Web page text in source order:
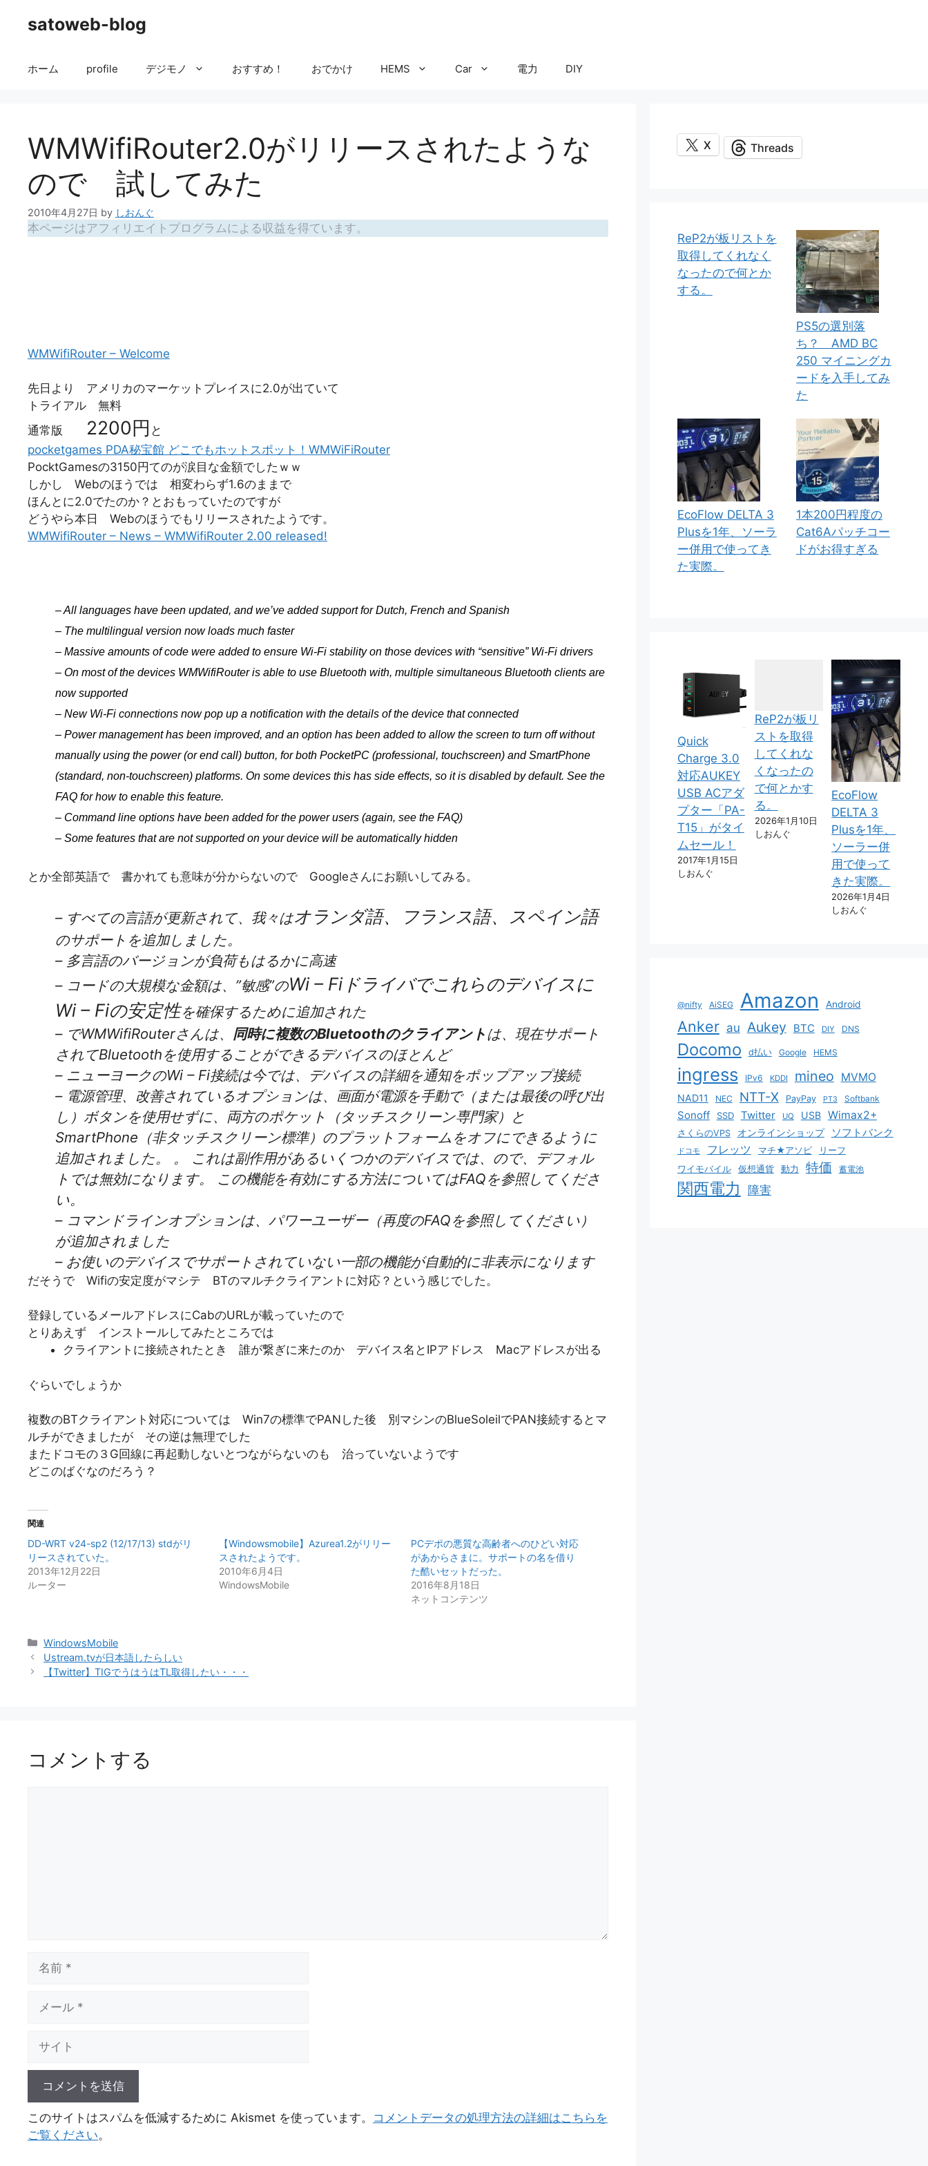
satoweb-blog
ホーム profile デジモノ おすすめ！ おでかけ HEMS Car 電力 DIY
WMWifiRouter2.0がリリースされたような
ので 試してみた
2010年4月27日 by しおんぐ
本ページはアフィリエイトプログラムによる収益を得ています。
WMWifiRouter – Welcome
先日より アメリカのマーケットプレイスに2.0が出ていて
トライアル 無料
通常版 2200円 と
pocketgames PDA秘宝館 どこでもホットスポット！WMWiFiRouter
PocktGamesの3150円てのが涙目な金額でしたｗｗ
しかし Webのほうでは 相変わらず1.6のままで
ほんとに2.0でたのか？とおもっていたのですが
どうやら本日 Webのほうでもリリースされたようです。
WMWifiRouter – News – WMWifiRouter 2.00 released!
– All languages have been updated, and we’ve added support for Dutch, French and Spanish
– The multilingual version now loads much faster
– Massive amounts of code were added to ensure Wi-Fi stability on those devices with “sensitive” Wi-Fi drivers
– On most of the devices WMWifiRouter is able to use Bluetooth with, multiple simultaneous Bluetooth clients are
now supported
– New Wi-Fi connections now pop up a notification with the details of the device that connected
– Power management has been improved, and an option has been added to allow the screen to turn off without
manually using the power (or end call) button, for both PocketPC (professional, touchscreen) and SmartPhone
(standard, non-touchscreen) platforms. On some devices this has side effects, so it is disabled by default. See the
FAQ for how to enable this feature.
– Command line options have been added for the power users (again, see the FAQ)
– Some features that are not supported on your device will be automatically hidden
とか全部英語で 書かれても意味が分からないので Googleさんにお願いしてみる。
– すべての言語が更新されて、我々はオランダ語、フランス語、スペイン語
のサポートを追加しました。
– 多言語のバージョンが負荷もはるかに高速
– コードの大規模な金額は、”敏感”のWi – Fiドライバでこれらのデバイスに
Wi – Fiの安定性を確保するために追加された
– でWMWifiRouterさんは、 同時に複数のBluetoothのクライアント は、現在サポート
されてBluetoothを使用することができるデバイスのほとんど
– ニューヨークのWi – Fi接続は今では、デバイスの詳細を通知をポップアップ接続
– 電源管理、改善されているオプションは、画面が電源を手動で（または最後の呼び出
し）ボタンを使用せずに、両方のポケット（タッチスクリーン専門家）と
SmartPhone（非タッチスクリーン標準）のプラットフォームをオフにできるように
追加されました。 。 これは副作用があるいくつかのデバイスでは、ので、デフォル
トでは無効になります。 この機能を有効にする方法についてはFAQを参照してくださ
い。
– コマンドラインオプションは、パワーユーザー（再度のFAQを参照してください）
が追加されました
– お使いのデバイスでサポートされていない一部の機能が自動的に非表示になります
だそうで Wifiの安定度がマシテ BTのマルチクライアントに対応？という感じでした。
登録しているメールアドレスにCabのURLが載っていたので
とりあえず インストールしてみたところでは
クライアントに接続されたとき 誰が繋ぎに来たのか デバイス名とIPアドレス Macアドレスが出る
ぐらいでしょうか
複数のBTクライアント対応については Win7の標準でPANした後 別マシンのBlueSoleilでPAN接続するとマ
ルチができましたが その逆は無理でした
またドコモの３G回線に再起動しないとつながらないのも 治っていないようです
どこのばぐなのだろう？
関連
DD-WRT v24-sp2 (12/17/13) stdがリ
リースされていた。
2013年12月22日
ルーター
【Windowsmobile】Azurea1.2がリリー
スされたようです。
2010年6月4日
WindowsMobile
PCデポの悪質な高齢者へのひどい対応
があからさまに。サポートの名を借り
た酷いセットだった。
2016年8月18日
ネットコンテンツ
カ
テ
ゴ
WindowsMobile
Ustream.tvが日本語したらしい
【Twitter】TIGでうはうはTL取得したい・・・
コメントする
ト
このサイトはスパムを低減するために Akismet を使っています。 コメントデータの処理方法の詳細はこちらを
ご覧ください。
X Threads
ReP2が板リストを
取得してくれなく
なったので何とか
する。
PS5の選別落
ち？ AMD BC
250 マイニングカ
ードを入手してみ
た
EcoFlow DELTA 3
Plusを1年、ソーラ
ー併用で使ってき
た実際。
1本200円程度の
Cat6Aパッチコー
ドがお得すぎる
Quick
Charge 3.0
対応AUKEY
USB ACアダ
プター「PA-
T15」がタイ
ムセール！
2017年1月15日
しおんぐ
ReP2が板リ
ストを取得
してくれな
くなったの
で何とかす
る。
2026年1月10日
しおんぐ
EcoFlow
DELTA 3
Plusを1年、
ソーラー併
用で使って
きた実際。
2026年1月4日
しおんぐ
@nifty AiSEG Amazon Android
Anker au Aukey BTC DIY DNS
Docomo d払い Google HEMS
ingress IPv6 KDDI mineo MVMO
NAD11 NEC NTT-X PayPay PT3 Softbank
Sonoff SSD Twitter UQ USB Wimax2+
さくらのVPS オンラインショップ ソフトバンク
ドコモ フレッツ マチ★アソビ
リーフ
ワイモバイル
仮想通貨 動力 特価 蓄電池
関西電力 障害